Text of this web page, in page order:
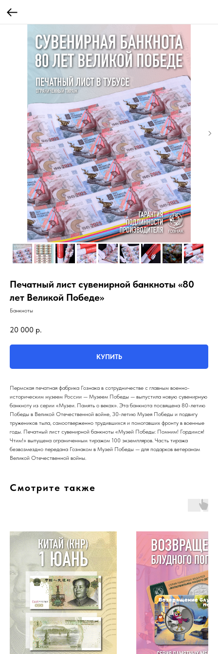
Печатный лист сувенирной банкноты «80
лет Великой Победе»
Банкноты
20 000 р.
КУПИТЬ
Пермская печатная фабрика Гознака в сотрудничестве с главным военно-
историческим музеем России — Музеем Победы — выпустила новую сувенирную
банкноту из серии «Музеи. Память о веках». Эта банкнота посвящена 80-летию
Победы в Великой Отечественной войне, 30-летию Музея Победы и подвигу
тружеников тыла, самоотверженно трудившихся и помогавших фронту в военные
годы. Печатный лист сувенирной банкноты «Музей Победы: Помним! Гордимся!
Чтим!» выпущена ограниченным тиражом 100 экземпляров. Часть тиража
безвозмездно передана Гознаком в Музей Победы — для подарков ветеранам
Великой Отечественной войны.
Смотрите также